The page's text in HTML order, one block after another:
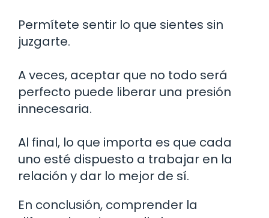
Permítete sentir lo que sientes sin
juzgarte.
A veces, aceptar que no todo será
perfecto puede liberar una presión
innecesaria.
Al final, lo que importa es que cada
uno esté dispuesto a trabajar en la
relación y dar lo mejor de sí.
En conclusión, comprender la